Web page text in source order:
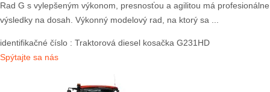
Rad G s vylepšeným výkonom, presnosťou a agilitou má profesionálne
výsledky na dosah. Výkonný modelový rad, na ktorý sa ...
identifikačné číslo : Traktorová diesel kosačka G231HD
Spýtajte sa nás